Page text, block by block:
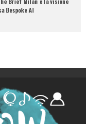
Bespoke AI